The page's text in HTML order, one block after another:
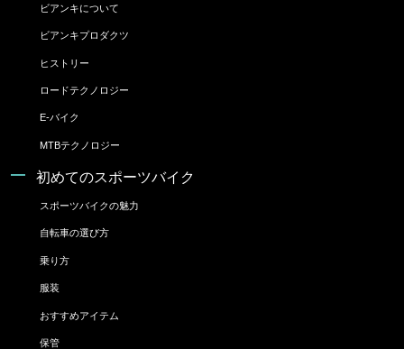
ビアンキについて
ビアンキプロダクツ
ヒストリー
ロードテクノロジー
E-バイク
MTBテクノロジー
初めてのスポーツバイク
スポーツバイクの魅力
自転車の選び方
乗り方
服装
おすすめアイテム
保管